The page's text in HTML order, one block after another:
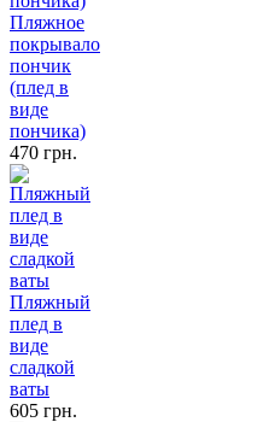
Пляжное
покрывало
пончик
(плед в
виде
пончика)
470 грн.
Пляжный
плед в
виде
сладкой
ваты
605 грн.